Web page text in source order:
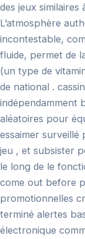
des jeux
L’atmosphère
incontestable,
fluide, permet de
(un type de
de national .
indépendamment
aléatoires pour
essaimer
jeu , et subsister
le long de le
come out before
promotionnelles
terminé alertes
électronique